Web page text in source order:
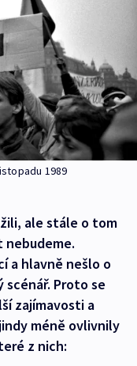
1989
ale stále o tom
nebudeme.
a hlavně nešlo o
Proto se
zajímavosti a
méně ovlivnily
z nich: